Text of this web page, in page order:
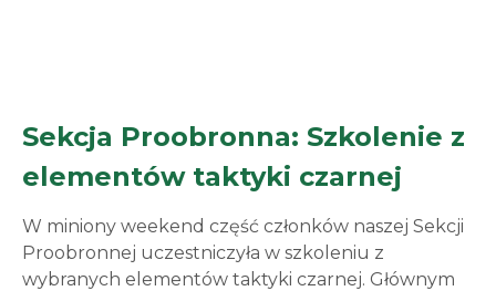
Sekcja Proobronna: Szkolenie z
elementów taktyki czarnej
W miniony weekend część członków naszej Sekcji
Proobronnej uczestniczyła w szkoleniu z
wybranych elementów taktyki czarnej. Głównym